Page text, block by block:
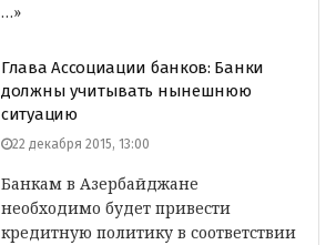
…»
Глава Ассоциации банков: Банки
должны учитывать нынешнюю
ситуацию
22 декабря 2015, 13:00
Банкам в Азербайджане
необходимо будет привести
кредитную политику в соответствии